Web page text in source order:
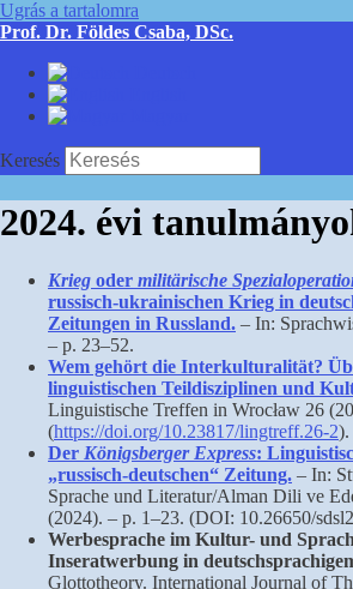
Ugrás a tartalomra
Prof. Dr. Földes Csaba, DSc.
Keresés
2024. évi
Krieg oder militärische
russisch-ukrainischen Krieg in
Zeitungen in Russland. – In:
– p. 23–52.
Wem gehört die Interkulturalität?
linguistischen Teildisziplinen und
Linguistische Treffen in Wrocław 26
(https://doi.org/10.23817/lingtreff.26-2).
Der Königsberger Express:
„russisch-deutschen“ Zeitung. – In:
Sprache und Literatur/Alman Dili ve
(2024). – p. 1–23. (DOI: 10.26650/
Werbesprache im Kultur- und
Inseratwerbung in
Glottotheory. International Journal of